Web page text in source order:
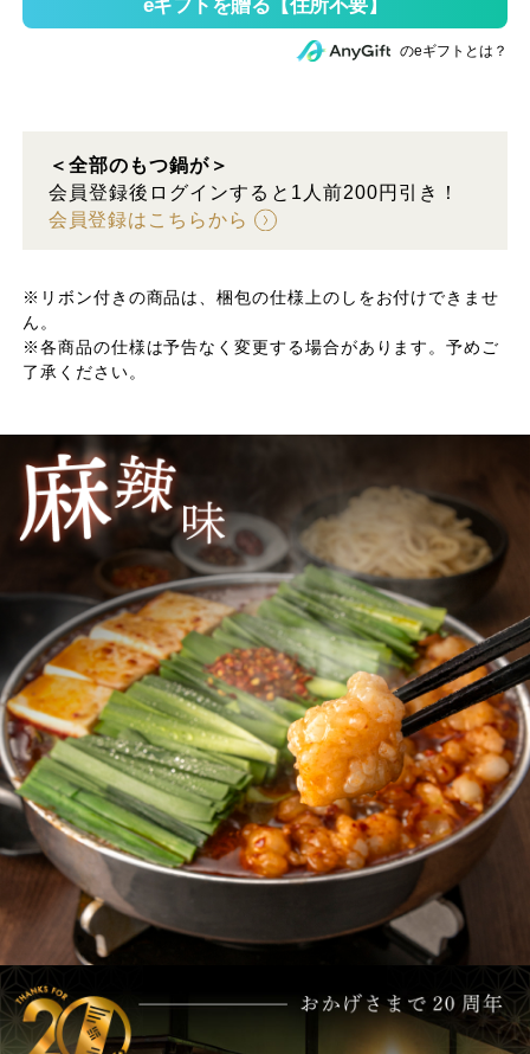
のeギフトとは？
＜全部のもつ鍋が＞
会員登録後ログインすると1人前200円引き！
会員登録はこちらから
※リボン付きの商品は、梱包の仕様上のしをお付けできませ
ん。
※各商品の仕様は予告なく変更する場合があります。予めご
了承ください。